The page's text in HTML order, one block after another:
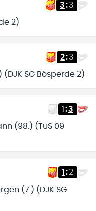
3:3
2)
2:3
SG Bösperde 2)
1 :3
(98.) (TuS 09
1 :2
(7.) (DJK SG